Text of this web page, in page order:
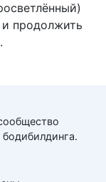
продолжить